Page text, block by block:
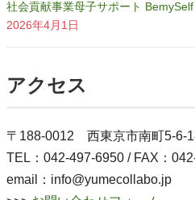
社会貢献事業母子サポート
2026年4月1日
アクセス
〒188-0012 西東京市南町5-6-
TEL：042-497-6950 / FAX：
email：info@yumecollabo.jp